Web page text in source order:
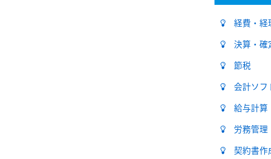
経費・経
決算・確
節税
会計ソフ
給与計算
労務管理
契約書作